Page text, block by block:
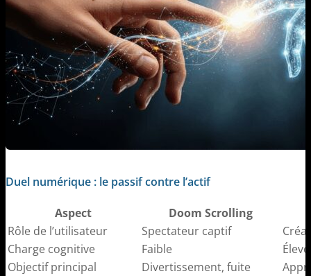
Duel numérique : le passif contre l’actif
Aspect Doom Scrolling
Rôle de l’utilisateur
Spectateur captif
Charge cognitive
Faible
Objectif principal
Divertissement, fuite